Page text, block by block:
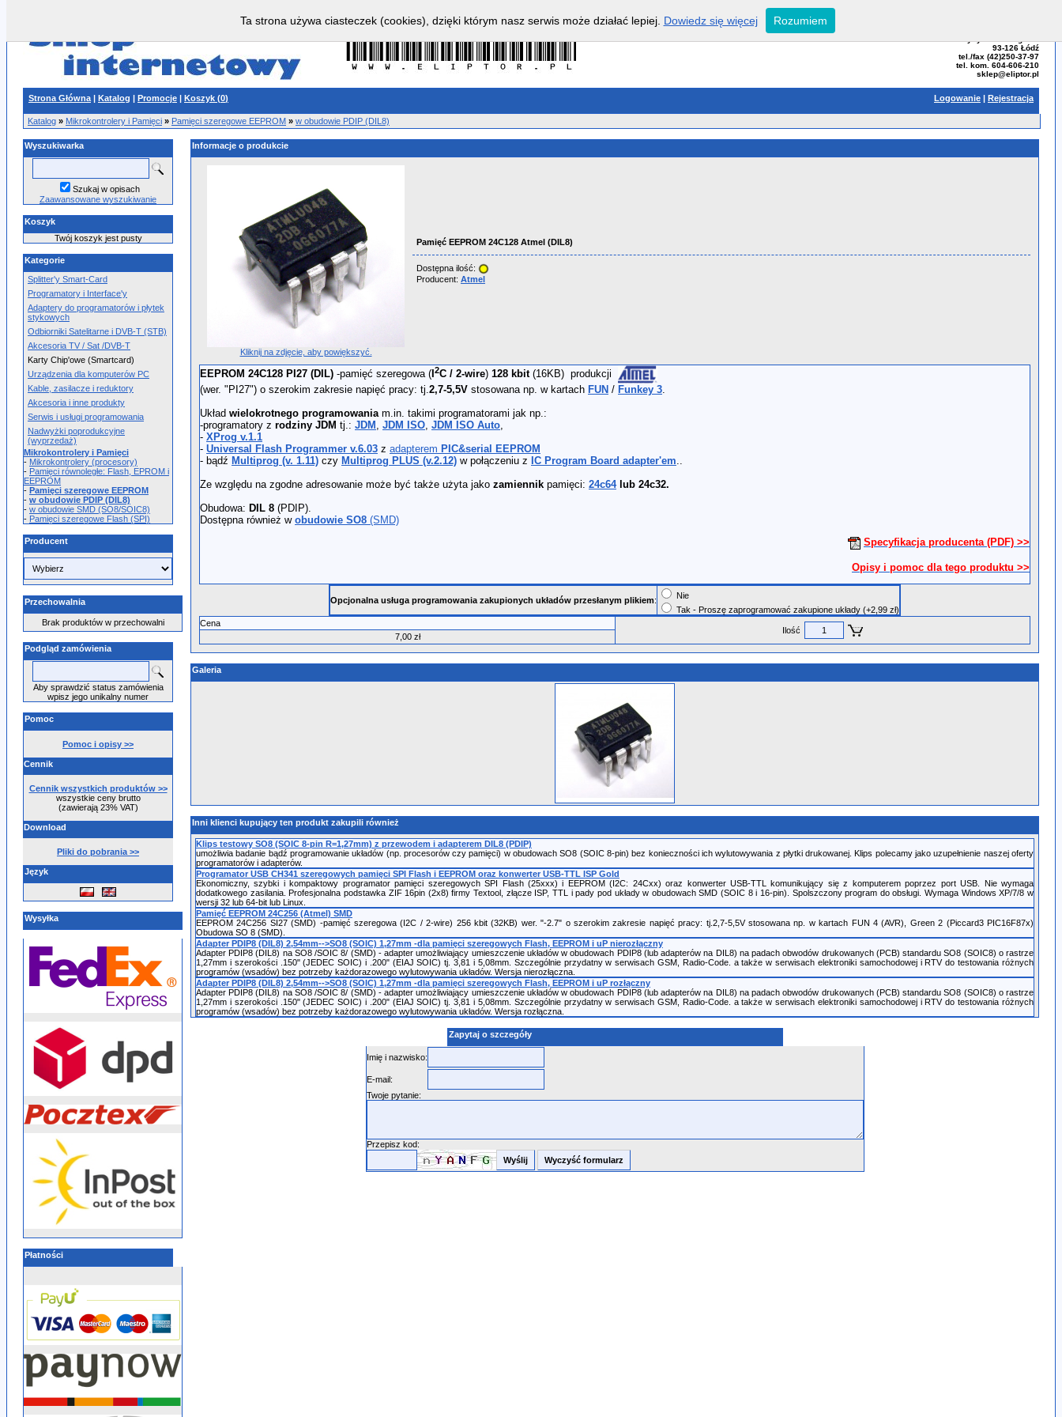
93-126 Łódź
tel./fax (42)250-37-97
tel. kom. 604-606-210
sklep@eliptor.pl
Strona Główna | Katalog | Promocje | Koszyk (0) Logowanie | Rejestracja
Katalog » Mikrokontrolery i Pamięci » Pamięci szeregowe EEPROM » w obudowie PDIP (DIL8)
Wyszukiwarka
Szukaj w opisach
Zaawansowane wyszukiwanie
Koszyk
Twój koszyk jest pusty
Kategorie
Splitter'y Smart-Card
Programatory i Interface'y
Adaptery do programatorów i płytek
stykowych
Odbiorniki Satelitarne i DVB-T (STB)
Akcesoria TV / Sat /DVB-T
Karty Chip'owe (Smartcard)
Urządzenia dla komputerów PC
Kable, zasilacze i reduktory
Akcesoria i inne produkty
Serwis i usługi programowania
Nadwyżki poprodukcyjne
(wyprzedaż)
Mikrokontrolery i Pamięci
- Mikrokontrolery (procesory)
- Pamięci równoległe: Flash, EPROM i
EEPROM
- Pamięci szeregowe EEPROM
- w obudowie PDIP (DIL8)
- w obudowie SMD (SO8/SOIC8)
- Pamięci szeregowe Flash (SPI)
Producent
Przechowalnia
Brak produktów w przechowalni
Podgląd zamówienia
Aby sprawdzić status zamówienia
wpisz jego unikalny numer
Pomoc
Pomoc i opisy >>
Cennik
Cennik wszystkich produktów >>
wszystkie ceny brutto
(zawierają 23% VAT)
Download
Pliki do pobrania >>
Język
Wysyłka
Płatności
Informacje o produkcie
Kliknij na zdjęcie, aby powiększyć.
Pamięć EEPROM 24C128 Atmel (DIL8)
Dostępna ilość:
Producent: Atmel
EEPROM 24C128 PI27 (DIL) -pamięć szeregowa ( 2C / 2-wire) 128 kbit(16KB) produkcji
(wer. "PI27") o szerokim zakresie napięć pracy: tj.2,7-5,5V stosowana np. w kartach FUN / Funkey 3.
Układ wielokrotnego programowaniam.in. takimi programatorami jak np.:
-programatory z rodziny JDM tj.: JDM , JDM ISO, JDM ISO Auto,
- XProg v.1.1
- Universal Flash Programmer v.6.03 z adapterem PIC&serial EEPROM
- bądź Multiprog (v. 1.11) czy Multiprog PLUS (v.2.12) w połączeniu z IC Program Board adapter'em..
Ze względu na zgodne adresowanie może być także użyta jako zamiennik pamięci: 24c64lub 24c32.
Obudowa: DIL 8 (PDIP).
Dostępna również w obudowie SO8 (SMD)
Specyfikacja producenta (PDF) >>
Opisy i pomoc dla tego produktu >>
Opcjonalna usługa programowania zakupionych układów przesłanym plikiem:
Nie
Tak - Proszę zaprogramować zakupione układy (+2,99 zł)
Cena
Ilość
7,00 zł
Galeria
Inni klienci kupujący ten produkt zakupili również
Klips testowy SO8 (SOIC 8-pin R=1,27mm) z przewodem i adapterem DIL8 (PDIP)
umożliwia badanie bądź programowanie układów (np. procesorów czy pamięci) w obudowach SO8 (SOIC 8-pin) bez konieczności ich wylutowywania z płytki drukowanej. Klips polecamy jako uzupełnienie naszej oferty
programatorów i adapterów.
Programator USB CH341 szeregowych pamięci SPI Flash i EEPROM oraz konwerter USB-TTL ISP Gold
Ekonomiczny, szybki i kompaktowy programator pamięci szeregowych SPI Flash (25xxx) i EEPROM (I2C: 24Cxx) oraz konwerter USB-TTL komunikujący się z komputerem poprzez port USB. Nie wymaga
dodatkowego zasilania. Profesjonalna podstawka ZIF 16pin (2x8) firmy Textool, złącze ISP, TTL i pady pod układy w obudowach SMD (SOIC 8 i 16-pin). Spolszczony program do obsługi. Wymaga Windows XP/7/8 w
wersji 32 lub 64-bit lub Linux.
Pamięć EEPROM 24C256 (Atmel) SMD
EEPROM 24C256 SI27 (SMD) -pamięć szeregowa (I2C / 2-wire) 256 kbit (32KB) wer. "-2.7" o szerokim zakresie napięć pracy: tj.2,7-5,5V stosowana np. w kartach FUN 4 (AVR), Green 2 (Piccard3 PIC16F87x)
Obudowa SO 8 (SMD).
Adapter PDIP8 (DIL8) 2,54mm-->SO8 (SOIC) 1,27mm -dla pamięci szeregowych Flash, EEPROM i uP nierozłączny
Adapter PDIP8 (DIL8) na SO8 /SOIC 8/ (SMD) - adapter umożliwiający umieszczenie układów w obudowach PDIP8 (lub adapterów na DIL8) na padach obwodów drukowanych (PCB) standardu SO8 (SOIC8) o rastrze
1,27mm i szerokości .150" (JEDEC SOIC) i .200" (EIAJ SOIC) tj. 3,81 i 5,08mm. Szczególnie przydatny w serwisach GSM, Radio-Code. a także w serwisach elektroniki samochodowej i RTV do testowania różnych
programów (wsadów) bez potrzeby każdorazowego wylutowywania układów. Wersja nierozłączna.
Adapter PDIP8 (DIL8) 2,54mm-->SO8 (SOIC) 1,27mm -dla pamięci szeregowych Flash, EEPROM i uP rozłączny
Adapter PDIP8 (DIL8) na SO8 /SOIC 8/ (SMD) - adapter umożliwiający umieszczenie układów w obudowach PDIP8 (lub adapterów na DIL8) na padach obwodów drukowanych (PCB) standardu SO8 (SOIC8) o rastrze
1,27mm i szerokości .150" (JEDEC SOIC) i .200" (EIAJ SOIC) tj. 3,81 i 5,08mm. Szczególnie przydatny w serwisach GSM, Radio-Code. a także w serwisach elektroniki samochodowej i RTV do testowania różnych
programów (wsadów) bez potrzeby każdorazowego wylutowywania układów. Wersja rozłączna.
Zapytaj o szczegóły
Imię i nazwisko:
E-mail:
Twoje pytanie:
Przepisz kod:
Ta strona używa ciasteczek (cookies), dzięki którym nasz serwis może działać lepiej. Dowiedz się więcej Rozumiem